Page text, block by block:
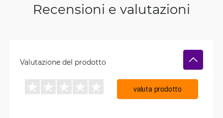
Recensioni e valutazioni
Valutazione del prodotto
valuta prodotto